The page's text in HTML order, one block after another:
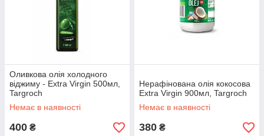
і допоможуть підібрати найкращий продукт, який відповідає
вашим потребам.
Оливкова олія холодного
віджиму - Extra Virgin 500мл,
Targroch
Немає в наявності
400 ₴
Нерафінована олія кокосова
Extra Virgin 900мл, Targroch
Немає в наявності
380 ₴